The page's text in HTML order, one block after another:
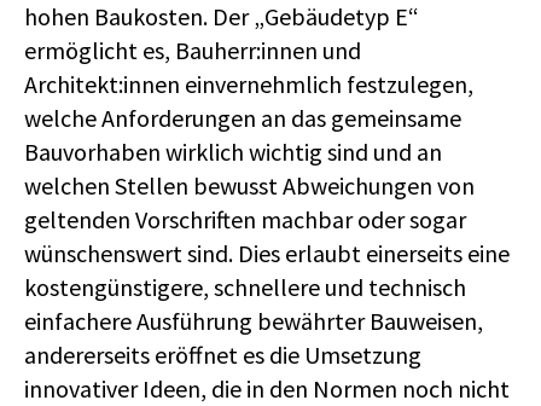
hohen Baukosten. Der „Gebäudetyp E“
ermöglicht es, Bauherr:innen und
Architekt:innen einvernehmlich festzulegen,
welche Anforderungen an das gemeinsame
Bauvorhaben wirklich wichtig sind und an
welchen Stellen bewusst Abweichungen von
geltenden Vorschriften machbar oder sogar
wünschenswert sind. Dies erlaubt einerseits eine
kostengünstigere, schnellere und technisch
einfachere Ausführung bewährter Bauweisen,
andererseits eröffnet es die Umsetzung
innovativer Ideen, die in den Normen noch nicht